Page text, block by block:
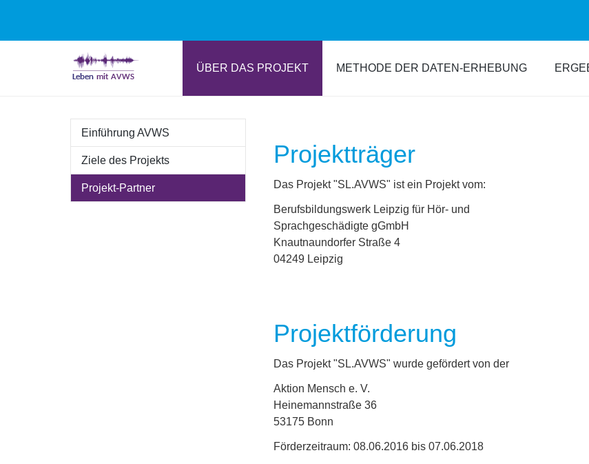
ÜBER DAS PROJEKT METHODE DER DATEN-ERHEBUNG
Einführung AVWS
Ziele des Projekts
Projekt-Partner
Projektträger
Das Projekt "SL.AVWS" ist ein Projekt vom:
Berufsbildungswerk Leipzig für Hör- und
Sprachgeschädigte gGmbH
Knautnaundorfer Straße 4
04249 Leipzig
Projektförderung
Das Projekt "SL.AVWS" wurde gefördert von der
Aktion Mensch e. V.
Heinemannstraße 36
53175 Bonn
Förderzeitraum: 08.06.2016 bis 07.06.2018